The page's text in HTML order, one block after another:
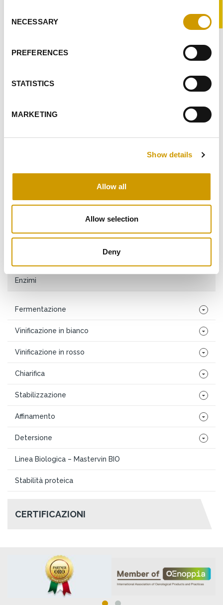
Selection
NECESSARY
PREFERENCES
STATISTICS
MARKETING
Show details
Allow all
Allow selection
Deny
Pigiatura e Pressatura
Antiossidanti
Enzimi
Fermentazione
Vinificazione in bianco
Vinificazione in rosso
Chiarifica
Stabilizzazione
Affinamento
Detersione
Linea Biologica – Mastervin BIO
Stabilità proteica
CERTIFICAZIONI
X